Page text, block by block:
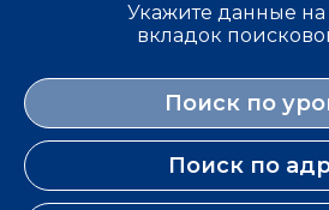
Укажите данные
вкладок
Поиск по
Поиск по